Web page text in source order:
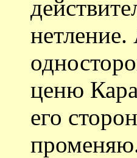
нетление.
ценю
его